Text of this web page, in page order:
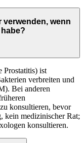
verwenden, wenn
Prostatitis) ist
verbreiten und
Bei anderen
konsultieren, bevor
kein medizinischer Rat;
konsultieren.